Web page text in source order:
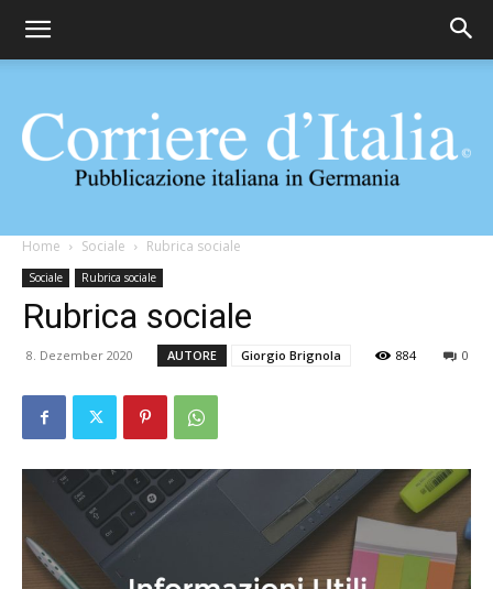
Corriere
d'Italia
Home Sociale Rubrica sociale
Sociale Rubrica sociale
Rubrica sociale
8. Dezember 2020 AUTORE Giorgio Brignola 884 0